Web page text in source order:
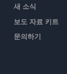
새 소식
보도 자료 키트
문의하기